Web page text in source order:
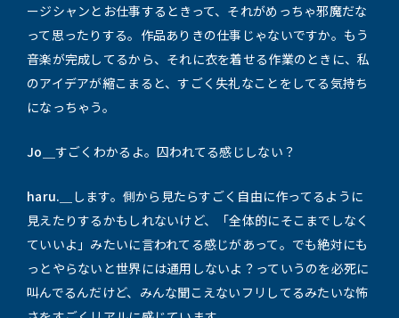
ージシャンとお仕事するときって、それがめっちゃ邪魔だな
って思ったりする。作品ありきの仕事じゃないですか。もう
音楽が完成してるから、それに衣を着せる作業のときに、私
のアイデアが縮こまると、すごく失礼なことをしてる気持ち
になっちゃう。
Jo＿ すごくわかるよ。囚われてる感じしない？
haru.＿
します。側から見たらすごく自由に作ってるように
見えたりするかもしれないけど、「全体的にそこまでしなく
ていいよ」みたいに言われてる感じがあって。でも絶対にも
っとやらないと世界には通用しないよ？っていうのを必死に
叫んでるんだけど、みんな聞こえないフリしてるみたいな怖